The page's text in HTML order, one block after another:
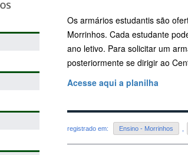
Os armários estudantis são
Morrinhos. Cada estudante
ano letivo. Para solicitar um
posteriormente se dirigir ao
Acesse aqui a planilha
registrado em: Ensino - Morrinhos